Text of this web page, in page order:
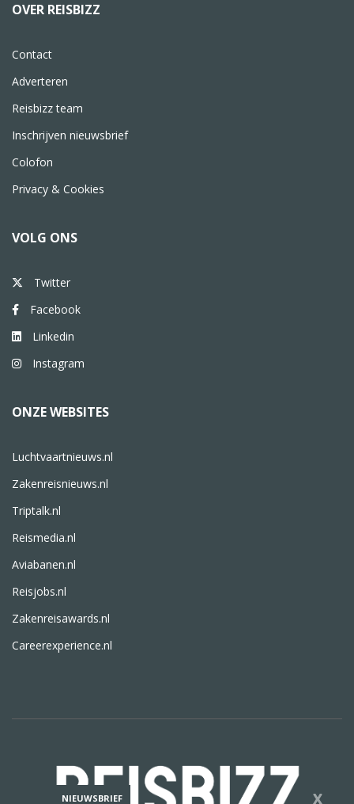
OVER REISBIZZ
Contact
Adverteren
Reisbizz team
Inschrijven nieuwsbrief
Colofon
Privacy & Cookies
VOLG ONS
Twitter
Facebook
Linkedin
Instagram
ONZE WEBSITES
Luchtvaartnieuws.nl
Zakenreisnieuws.nl
Triptalk.nl
Reismedia.nl
Aviabanen.nl
Reisjobs.nl
Zakenreisawards.nl
Careerexperience.nl
NIEUWSBRIEF X